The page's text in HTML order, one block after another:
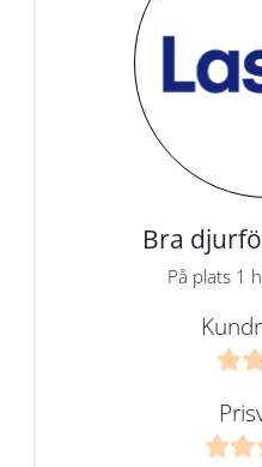
Bra
På plats 1